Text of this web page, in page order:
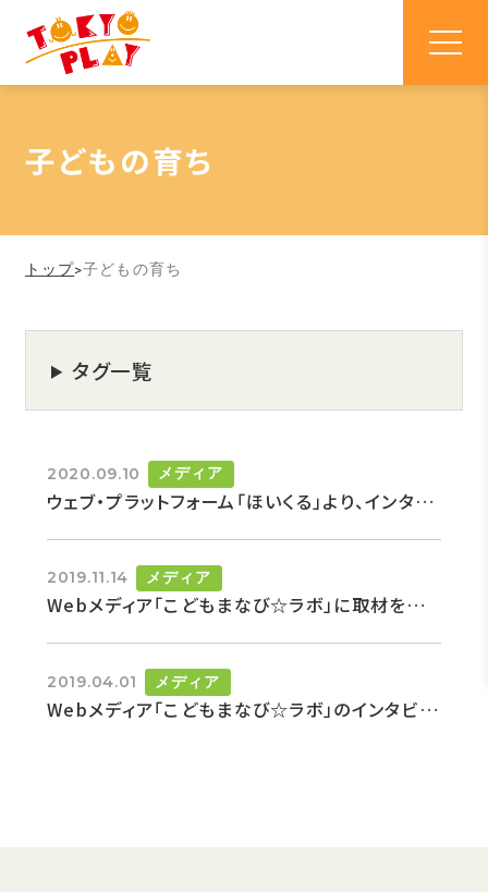
子どもの育ち
トップ>子どもの育ち
タグ一覧
2020.09.10 メディア
ウェブ・プラットフォーム「ほいくる」より、インタビューを受けました。
2019.11.14 メディア
Webメディア「こどもまなび☆ラボ」に取材を受けました。ー第2弾ー
2019.04.01 メディア
Webメディア「こどもまなび☆ラボ」のインタビューを受けました。